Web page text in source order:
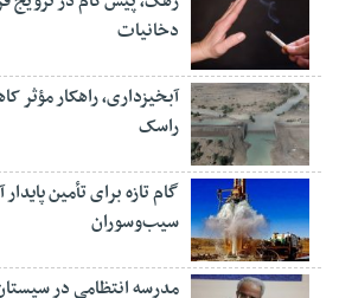
دخانیات
آبخیزداری، راهکار
راسک
گام تازه برای تأمین
سیب‌وسوران
مدرسه انتظامی در